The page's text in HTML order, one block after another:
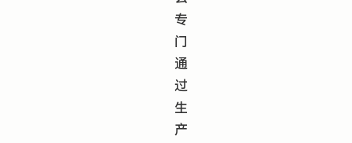
专
门
通
过
生
产